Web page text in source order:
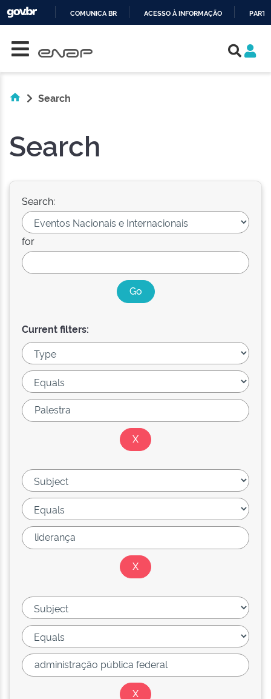
COMUNICA BR ACESSO À INFORMAÇÃO
Search
Search
Search:
for
Current filters: